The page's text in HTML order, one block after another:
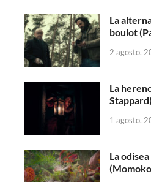
La
boulot
2 agosto,
La
Stappard)
1 agosto,
La